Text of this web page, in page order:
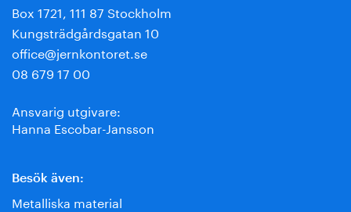
Box 1721, 111 87 Stockholm
Kungsträdgårdsgatan 10
office@jernkontoret.se
08 679 17 00
Ansvarig utgivare:
Hanna Escobar-Jansson
Besök även:
Metalliska material